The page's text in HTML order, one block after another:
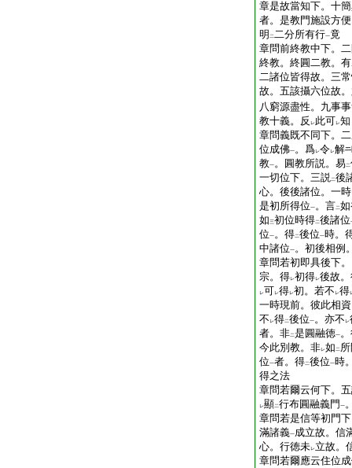
章是故當知下。十
者。是教門施設方
明 二二分所有行一竟
章問前終教中下。
終教。終圓二教。有
二諸位皆得故。三
故。五該攝六位故
八窮源盡性。九事
教十義。反 レ此可レ知
章問義既不同下。
位成佛一。爲レ令レ解
教一。圓教所説。易二
一切位下。三説二後
心。後後諸位。一
是初所得位一。言二
如三初位時得二後諸位
位一。得二後位一時。
中諸位一。初後相例
章問若初即具後下
宗。得レ初得レ後故
レ可レ得レ初。若不 レ得
一時現前。彼此相
不 レ得二後位一。亦不 レ
者。非二是圓融徳一
今此別教。非レ如 二
位一者。得二後位一時
得之法
章問若爾云何下。
レ顯二行布圓融義門 一
章問若是信等初門
滿諸義一成立故。信
心。行徳未レ立故。
章問若爾應云住位